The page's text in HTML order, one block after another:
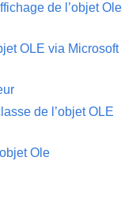
de l’objet Ole
OLE via Microsoft
de l’objet OLE
Ole